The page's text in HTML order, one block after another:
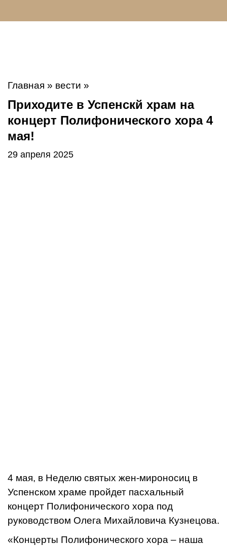
Главная » вести »
Приходите в Успенскй храм на
концерт Полифонического хора 4
мая!
29 апреля 2025
4 мая, в Неделю святых жен-мироносиц в
Успенском храме пройдет пасхальный
концерт Полифонического хора под
руководством Олега Михайловича Кузнецова.
«Концерты Полифонического хора – наша